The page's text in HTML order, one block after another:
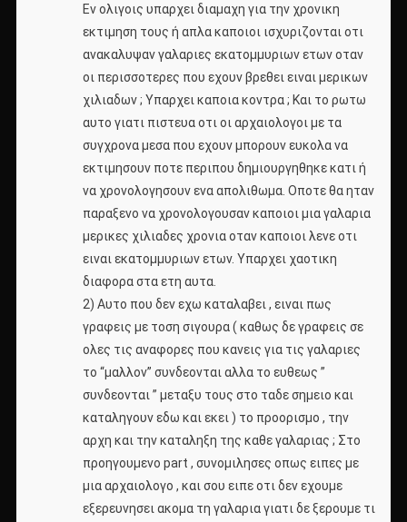
Εν ολιγοις υπαρχει διαμαχη για την χρονικη
εκτιμηση τους ή απλα καποιοι ισχυριζονται οτι
ανακαλυψαν γαλαριες εκατομμυριων ετων οταν
οι περισσοτερες που εχουν βρεθει ειναι μερικων
χιλιαδων ; Υπαρχει καποια κοντρα ; Και το ρωτω
αυτο γιατι πιστευα οτι οι αρχαιολογοι με τα
συγχρονα μεσα που εχουν μπορουν ευκολα να
εκτιμησουν ποτε περιπου δημιουργηθηκε κατι ή
να χρονολογησουν ενα απολιθωμα. Οποτε θα ηταν
παραξενο να χρονολογουσαν καποιοι μια γαλαρια
μερικες χιλιαδες χρονια οταν καποιοι λενε οτι
ειναι εκατομμυριων ετων. Υπαρχει χαοτικη
διαφορα στα ετη αυτα.
2) Αυτο που δεν εχω καταλαβει , ειναι πως
γραφεις με τοση σιγουρα ( καθως δε γραφεις σε
ολες τις αναφορες που κανεις για τις γαλαριες
το “μαλλον” συνδεονται αλλα το ευθεως ”
συνδεονται ” μεταξυ τους στο ταδε σημειο και
καταληγουν εδω και εκει ) το προορισμο , την
αρχη και την καταληξη της καθε γαλαριας ; Στο
προηγουμενο part , συνομιλησες οπως ειπες με
μια αρχαιολογο , και σου ειπε οτι δεν εχουμε
εξερευνησει ακομα τη γαλαρια γιατι δε ξερουμε τι